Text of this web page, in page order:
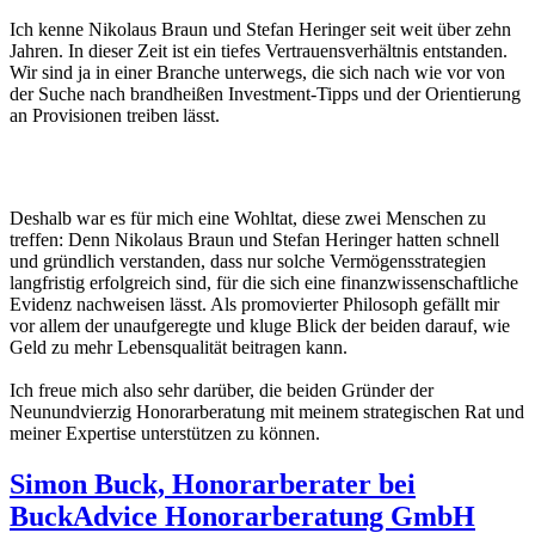
Ich kenne Nikolaus Braun und Stefan Heringer seit weit über zehn
Jahren. In dieser Zeit ist ein tiefes Vertrauensverhältnis entstanden.
Wir sind ja in einer Branche unterwegs, die sich nach wie vor von
der Suche nach brandheißen Investment-Tipps und der Orientierung
an Provisionen treiben lässt.
Deshalb war es für mich eine Wohltat, diese zwei Menschen zu
treffen: Denn Nikolaus Braun und Stefan Heringer hatten schnell
und gründlich verstanden, dass nur solche Vermögensstrategien
langfristig erfolgreich sind, für die sich eine finanzwissenschaftliche
Evidenz nachweisen lässt. Als promovierter Philosoph gefällt mir
vor allem der unaufgeregte und kluge Blick der beiden darauf, wie
Geld zu mehr Lebensqualität beitragen kann.
Ich freue mich also sehr darüber, die beiden Gründer der
Neunundvierzig Honorarberatung mit meinem strategischen Rat und
meiner Expertise unterstützen zu können.
Simon Buck, Honorarberater bei
BuckAdvice Honorarberatung GmbH